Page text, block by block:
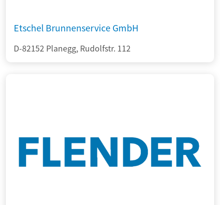
Etschel Brunnenservice GmbH
D-82152 Planegg, Rudolfstr. 112